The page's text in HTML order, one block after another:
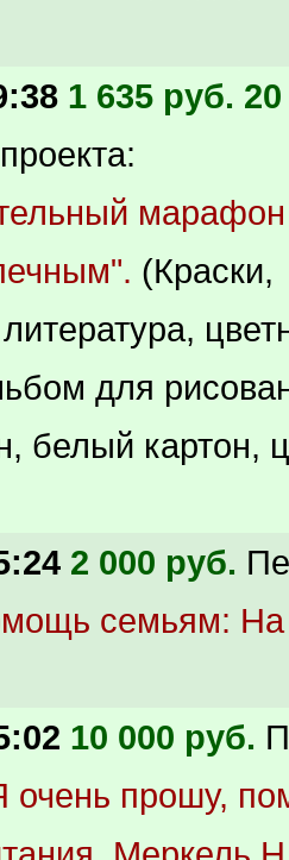
1 635 руб.
(Краски,
для
белый картон,
2 000 руб.
семьям:
10 000 руб.
прошу,